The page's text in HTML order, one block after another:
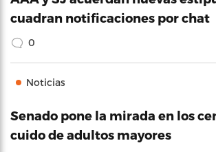
cuadran notificaciones por chat
0
Noticias
Senado pone la mirada en los
cuido de adultos mayores